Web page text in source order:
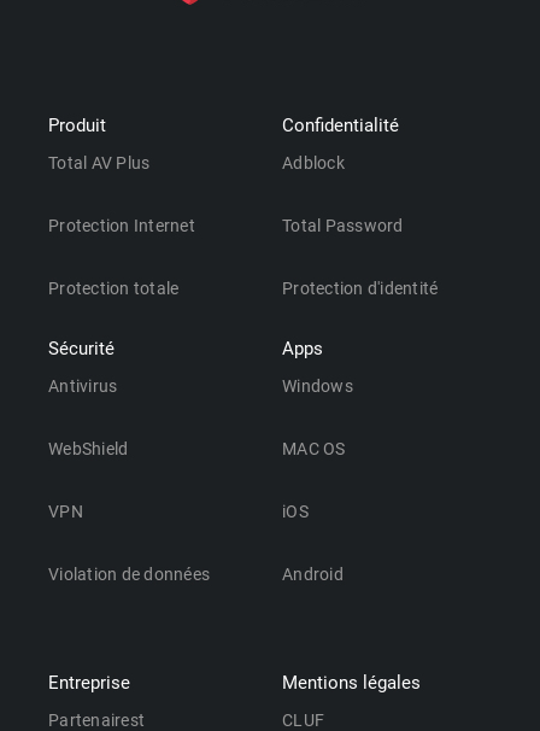
Produit
Total AV Plus
Protection Internet
Protection totale
Sécurité
Antivirus
WebShield
VPN
Violation de données
Confidentialité
Adblock
Total Password
Protection d'identité
Apps
Windows
MAC OS
iOS
Android
Entreprise
Partenairest
Mentions légales
CLUF